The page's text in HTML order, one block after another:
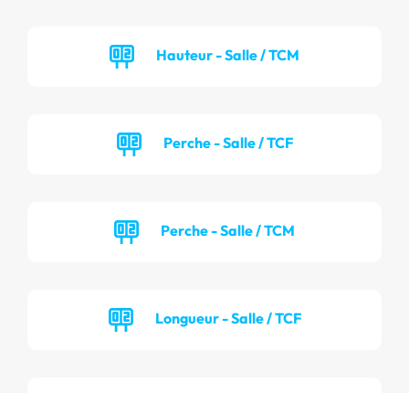
Hauteur - Salle / TCM
Perche - Salle / TCF
Perche - Salle / TCM
Longueur - Salle / TCF